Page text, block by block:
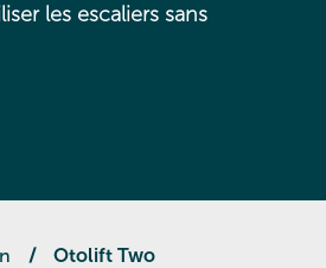
les escaliers sans
/ Otolift Two